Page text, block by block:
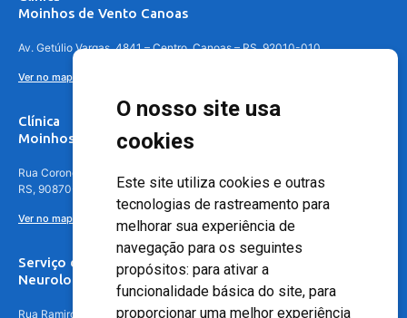
O nosso site usa
cookies
Este site utiliza cookies e outras
tecnologias de rastreamento para
melhorar sua experiência de
navegação para os seguintes
propósitos: para ativar a
funcionalidade básica do site, para
proporcionar uma melhor experiência
Moinhos de Vento Canoas
Av. Getúlio Vargas, 4841 – Centro, Canoas – RS, 92010-010
Ver no mapa
Clínica
Moinhos de Vento - Teresópolis
Rua Coronel Aparício Borges, 250 - 3º andar - Teresópolis, Porto Alegre -
RS, 90870-016
Ver no mapa
Serviço de
Neurologia
Rua Ramiro Barcelos, 630 – 5º andar – Floresta, Porto Alegre – RS,